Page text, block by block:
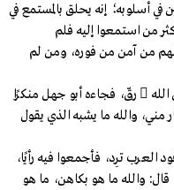
في أسلوبه؛ إنه يحلق بالمستمع في
من استمعوا إليه فلم
من آمن من فوره، ومن لم
فهذا الوليد بن المغيرة لما استمع إليه من رسول الله  رقّ، فجاءه أبو جهل منكرًا
مني، والله ما يشبه الذي يقول
ترِد، فأجمعوا فيه رأيًا،
والله ما هو بكاهن، ما هو